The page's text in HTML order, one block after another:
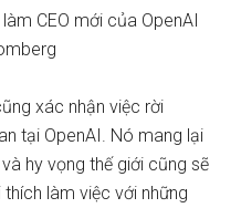
CEO mới của OpenAI
xác nhận việc rời
tại OpenAI. Nó mang lại
hy vọng thế giới cũng sẽ
làm việc với những